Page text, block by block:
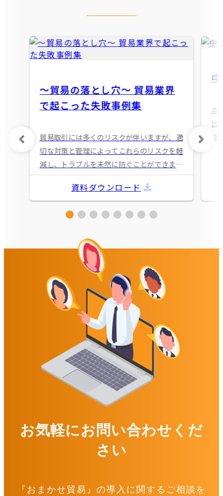
〜貿易の落とし穴〜 貿易業界
で起こった失敗事例集
貿易取引には多くのリスクが伴いますが、適
切な対策と管理によってこれらのリスクを軽
減し、トラブルを未然に防ぐことができま
す。 この事例集で、失敗から学び、より安
全で効率的な貿易取引を実現するためにぜひ
ご活用ください。
資料ダウンロード
本
出
業
お気軽にお問い合わせくだ
さい
『おまかせ貿易』の導入に関するご相談を